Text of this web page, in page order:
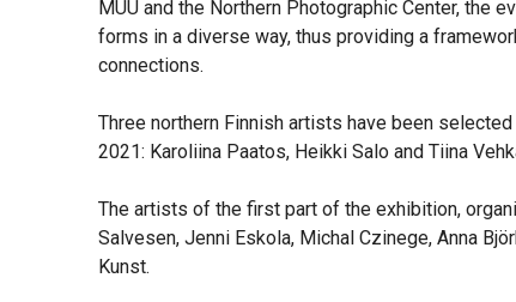
MUU and the Northern Photographic Center, the
forms in a diverse way, thus providing a
connections.
Three northern Finnish artists have been
2021: Karoliina Paatos, Heikki Salo and Tiina
The artists of the first part of the exhibition,
Salvesen, Jenni Eskola, Michal Czinege, Anna
Kunst.